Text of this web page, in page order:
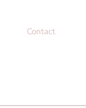
Contact